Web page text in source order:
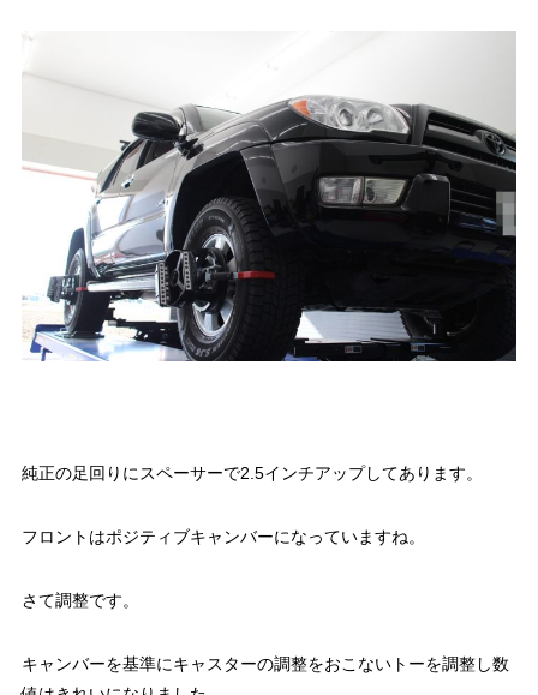
純正の足回りにスペーサーで2.5インチアップしてあります。
フロントはポジティブキャンバーになっていますね。
さて調整です。
キャンバーを基準にキャスターの調整をおこないトーを調整し数